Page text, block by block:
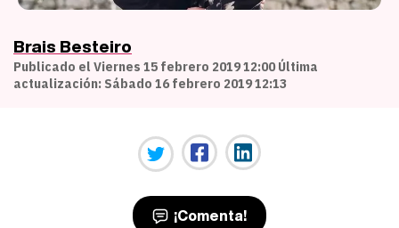
Brais Besteiro
Publicado el Viernes 15 febrero 2019 12:00 Última
actualización: Sábado 16 febrero 2019 12:13
¡Comenta!